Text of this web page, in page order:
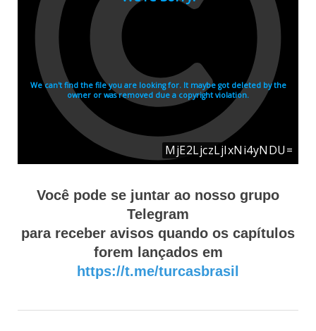
Você pode se juntar ao nosso grupo
Telegram
para receber avisos quando os capítulos
forem lançados em
https://t.me/turcasbrasil